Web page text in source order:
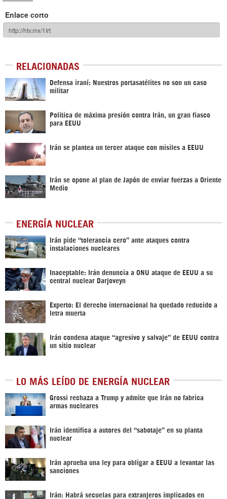
Enlace corto
RELACIONADAS
Defensa iraní: Nuestros portasatélites no son un caso
militar
Política de máxima presión contra Irán, un gran fiasco
para EEUU
Irán se plantea un tercer ataque con misiles a EEUU
Irán se opone al plan de Japón de enviar fuerzas a Oriente
Medio
ENERGÍA NUCLEAR
Irán pide “tolerancia cero” ante ataques contra
instalaciones nucleares
Inaceptable: Irán denuncia a ONU ataque de EEUU a su
central nuclear Darjoveyn
Experto: El derecho internacional ha quedado reducido a
letra muerta
Irán condena ataque “agresivo y salvaje” de EEUU contra
un sitio nuclear
LO MÁS LEÍDO DE ENERGÍA NUCLEAR
Grossi rechaza a Trump y admite que Irán no fabrica
armas nucleares
Irán identifica a autores del “sabotaje” en su planta
nuclear
Irán aprueba una ley para obligar a EEUU a levantar las
sanciones
Irán: Habrá secuelas para extranjeros implicados en